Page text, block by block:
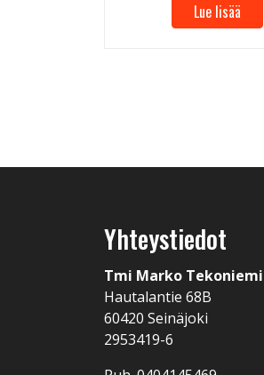
Lue lisää
Yhteystiedot
Tmi Marko Tekoniemi
Hautalantie 68B
60420 Seinäjoki
2953419-6